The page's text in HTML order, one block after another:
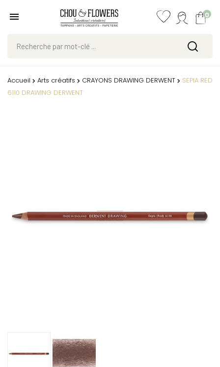
0
Accueil Arts créatifs CRAYONS DRAWING DERWENT
SEPIA RED
6110 DRAWING DERWENT